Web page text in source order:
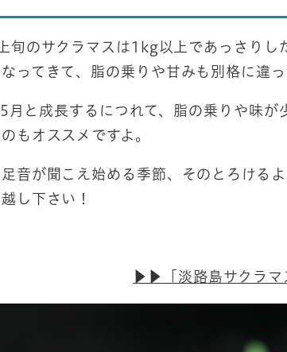
旬のサクラマスは1kg以上であっさり
ってきて、脂の乗りや甘みも別格に違っ
月と成長するにつれて、脂の乗りや味が
もオススメですよ。
音が聞こえ始める季節、そのとろける
し下さい！
▶▶「淡路島サクラマ